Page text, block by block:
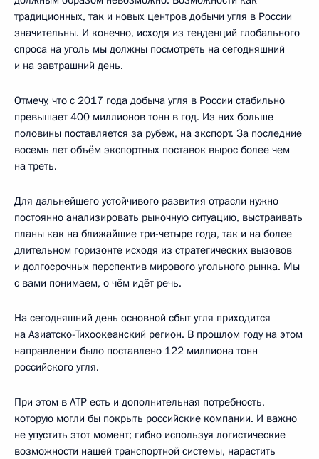
традиционных, так и новых центров добычи угля в России
значительны. И конечно, исходя из тенденций глобального
спроса на уголь мы должны посмотреть на сегодняшний
и на завтрашний день.
Отмечу, что с 2017 года добыча угля в России стабильно
превышает 400 миллионов тонн в год. Из них больше
половины поставляется за рубеж, на экспорт. За последние
восемь лет объём экспортных поставок вырос более чем
на треть.
Для дальнейшего устойчивого развития отрасли нужно
постоянно анализировать рыночную ситуацию, выстраивать
планы как на ближайшие три-четыре года, так и на более
длительном горизонте исходя из стратегических вызовов
и долгосрочных перспектив мирового угольного рынка. Мы
с вами понимаем, о чём идёт речь.
На сегодняшний день основной сбыт угля приходится
на Азиатско-Тихоокеанский регион. В прошлом году на этом
направлении было поставлено 122 миллиона тонн
российского угля.
При этом в АТР есть и дополнительная потребность,
которую могли бы покрыть российские компании. И важно
не упустить этот момент; гибко используя логистические
возможности нашей транспортной системы, нарастить